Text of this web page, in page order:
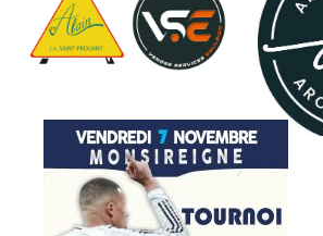
Seniors
Convocations
Nos Partenaires
Planning